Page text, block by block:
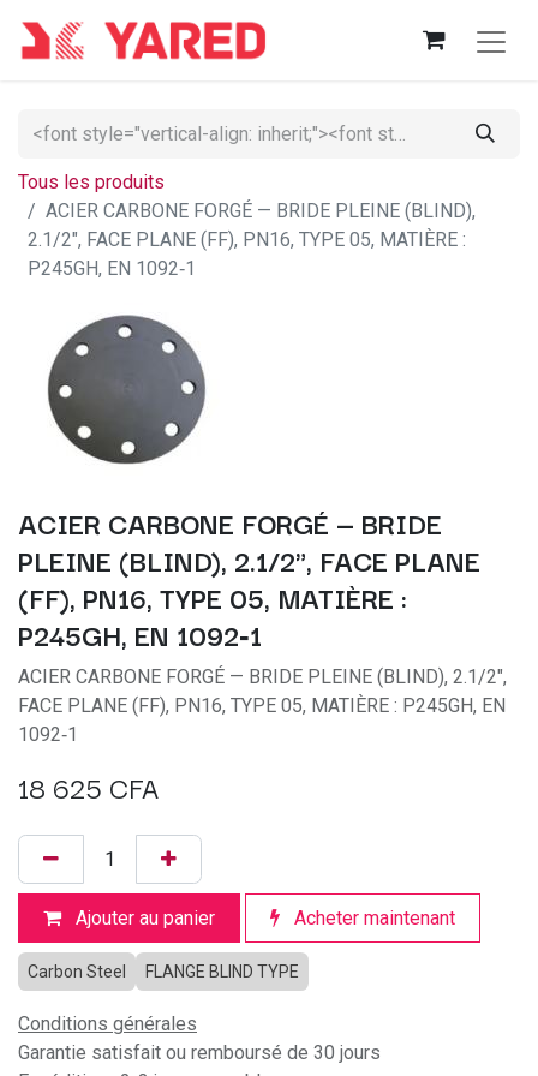
Tous les produits
ACIER CARBONE FORGÉ — BRIDE PLEINE (BLIND),
2.1/2", FACE PLANE (FF), PN16, TYPE 05, MATIÈRE :
P245GH, EN 1092‑1
ACIER CARBONE FORGÉ — BRIDE
PLEINE (BLIND), 2.1/2", FACE PLANE
(FF), PN16, TYPE 05, MATIÈRE :
P245GH, EN 1092‑1
ACIER CARBONE FORGÉ — BRIDE PLEINE (BLIND), 2.1/2",
FACE PLANE (FF), PN16, TYPE 05, MATIÈRE : P245GH, EN
1092‑1
18 625 CFA
Ajouter au panier Acheter maintenant
Carbon Steel FLANGE BLIND TYPE
Conditions générales
Garantie satisfait ou remboursé de 30 jours